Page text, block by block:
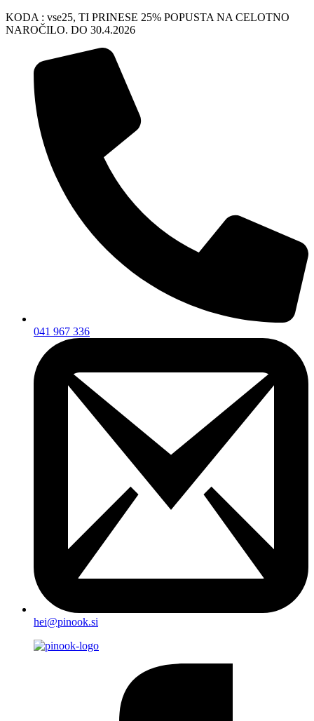
KODA : vse25, TI PRINESE 25% POPUSTA NA CELOTNO
NAROČILO. DO 30.4.2026
041 967 336
hei@pinook.si